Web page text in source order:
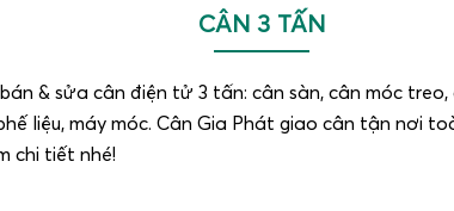
CÂN 3 TẤN
& sửa cân điện tử 3 tấn: cân sàn, cân móc
liệu, máy móc. Cân Gia Phát giao cân tận nơi
chi tiết nhé!